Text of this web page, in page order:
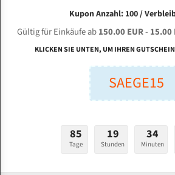
WEIYE Zhejiang Sawing
6360 mm Bi-Metall
Länge (mm):
Stärken + Zahnteilung:
Bi-Metall Meterware
Fleischerei Bandsägeblätter
Bandmesser Glatt Meterware
Konvex Meterware
Kupon Anzahl: 100 /
Gültig für Einkäufe ab150.00 EUR- 15.00
KLICKEN SIE UNTEN, UM IHREN
SAEGE15
85
Tage
19
Stunden
34
Minuten